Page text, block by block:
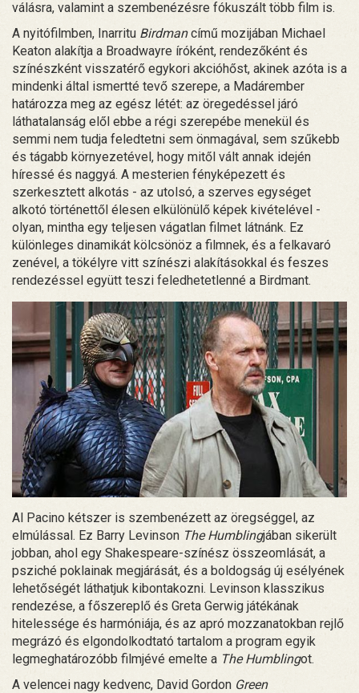
válásra, valamint a szembenézésre fókuszált több film is.
A nyitófilmben, Inarritu Birdmancímű mozijában Michael
Keaton alakítja a Broadwayre íróként, rendezőként és
színészként visszatérő egykori akcióhőst, akinek azóta is a
mindenki által ismertté tevő szerepe, a Madárember
határozza meg az egész létét: az öregedéssel járó
láthatalanság elől ebbe a régi szerepébe menekül és
semmi nem tudja feledtetni sem önmagával, sem szűkebb
és tágabb környezetével, hogy mitől vált annak idején
híressé és naggyá. A mesterien fényképezett és
szerkesztett alkotás - az utolsó, a szerves egységet
alkotó történettől élesen elkülönülő képek kivételével -
olyan, mintha egy teljesen vágatlan filmet látnánk. Ez
különleges dinamikát kölcsönöz a filmnek, és a felkavaró
zenével, a tökélyre vitt színészi alakításokkal és feszes
rendezéssel együtt teszi feledhetetlenné a Birdmant.
Al Pacino kétszer is szembenézett az öregséggel, az
elmúlással. Ez Barry Levinson The Humblingjában sikerült
jobban, ahol egy Shakespeare-színész összeomlását, a
psziché poklainak megjárását, és a boldogság új esélyének
lehetőségét láthatjuk kibontakozni. Levinson klasszikus
rendezése, a főszereplő és Greta Gerwig játékának
hitelessége és harmóniája, és az apró mozzanatokban rejlő
megrázó és elgondolkodtató tartalom a program egyik
legmeghatározóbb filmjévé emelte a The Humblingot.
A velencei nagy kedvenc, David Gordon Green